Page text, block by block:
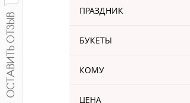
ПРАЗДНИК
БУКЕТЫ
КОМУ
ЦЕНА